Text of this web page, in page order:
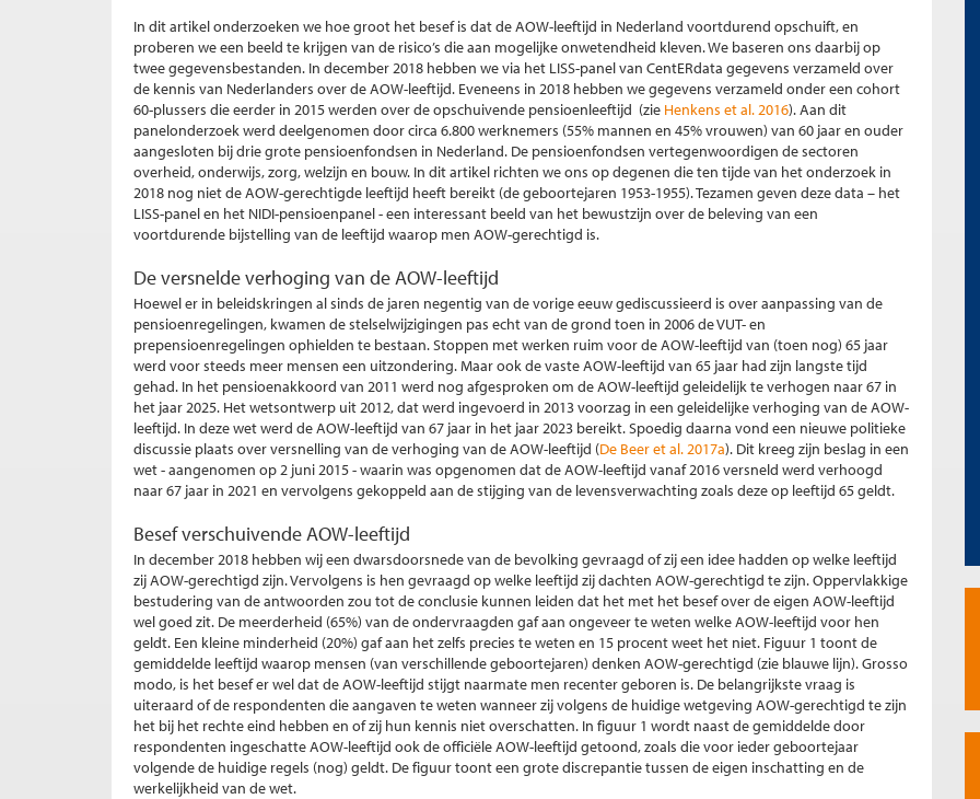
In dit artikel onderzoeken we hoe groot het besef is dat de AOW-leeftijd in Nederland voortdurend opschuift, en
proberen we een beeld te krijgen van de risico’s die aan mogelijke onwetendheid kleven. We baseren ons daarbij op
twee gegevensbestanden. In december 2018 hebben we via het LISS-panel van CentERdata gegevens verzameld over
de kennis van Nederlanders over de AOW-leeftijd. Eveneens in 2018 hebben we gegevens verzameld onder een cohort
60-plussers die eerder in 2015 werden over de opschuivende pensioenleeftijd (zie Henkens et al. 2016). Aan dit
panelonderzoek werd deelgenomen door circa 6.800 werknemers (55% mannen en 45% vrouwen) van 60 jaar en ouder
aangesloten bij drie grote pensioenfondsen in Nederland. De pensioenfondsen vertegenwoordigen de sectoren
overheid, onderwijs, zorg, welzijn en bouw. In dit artikel richten we ons op degenen die ten tijde van het onderzoek in
2018 nog niet de AOW-gerechtigde leeftijd heeft bereikt (de geboortejaren 1953-1955). Tezamen geven deze data – het
LISS-panel en het NIDI-pensioenpanel - een interessant beeld van het bewustzijn over de beleving van een
voortdurende bijstelling van de leeftijd waarop men AOW-gerechtigd is.
De versnelde verhoging van de AOW-leeftijd
Hoewel er in beleidskringen al sinds de jaren negentig van de vorige eeuw gediscussieerd is over aanpassing van de
pensioenregelingen, kwamen de stelselwijzigingen pas echt van de grond toen in 2006 de VUT- en
prepensioenregelingen ophielden te bestaan. Stoppen met werken ruim voor de AOW-leeftijd van (toen nog) 65 jaar
werd voor steeds meer mensen een uitzondering. Maar ook de vaste AOW-leeftijd van 65 jaar had zijn langste tijd
gehad. In het pensioenakkoord van 2011 werd nog afgesproken om de AOW-leeftijd geleidelijk te verhogen naar 67 in
het jaar 2025. Het wetsontwerp uit 2012, dat werd ingevoerd in 2013 voorzag in een geleidelijke verhoging van de AOW-
leeftijd. In deze wet werd de AOW-leeftijd van 67 jaar in het jaar 2023 bereikt. Spoedig daarna vond een nieuwe politieke
discussie plaats over versnelling van de verhoging van de AOW-leeftijd (De Beer et al. 2017a). Dit kreeg zijn beslag in een
wet - aangenomen op 2 juni 2015 - waarin was opgenomen dat de AOW-leeftijd vanaf 2016 versneld werd verhoogd
naar 67 jaar in 2021 en vervolgens gekoppeld aan de stijging van de levensverwachting zoals deze op leeftijd 65 geldt.
Besef verschuivende AOW-leeftijd
In december 2018 hebben wij een dwarsdoorsnede van de bevolking gevraagd of zij een idee hadden op welke leeftijd
zij AOW-gerechtigd zijn. Vervolgens is hen gevraagd op welke leeftijd zij dachten AOW-gerechtigd te zijn. Oppervlakkige
bestudering van de antwoorden zou tot de conclusie kunnen leiden dat het met het besef over de eigen AOW-leeftijd
wel goed zit. De meerderheid (65%) van de ondervraagden gaf aan ongeveer te weten welke AOW-leeftijd voor hen
geldt. Een kleine minderheid (20%) gaf aan het zelfs precies te weten en 15 procent weet het niet. Figuur 1 toont de
gemiddelde leeftijd waarop mensen (van verschillende geboortejaren) denken AOW-gerechtigd (zie blauwe lijn). Grosso
modo, is het besef er wel dat de AOW-leeftijd stijgt naarmate men recenter geboren is. De belangrijkste vraag is
uiteraard of de respondenten die aangaven te weten wanneer zij volgens de huidige wetgeving AOW-gerechtigd te zijn
het bij het rechte eind hebben en of zij hun kennis niet overschatten. In figuur 1 wordt naast de gemiddelde door
respondenten ingeschatte AOW-leeftijd ook de officiële AOW-leeftijd getoond, zoals die voor ieder geboortejaar
volgende de huidige regels (nog) geldt. De figuur toont een grote discrepantie tussen de eigen inschatting en de
werkelijkheid van de wet.